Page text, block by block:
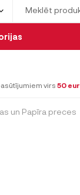
virs 50 eur
un Papīra preces